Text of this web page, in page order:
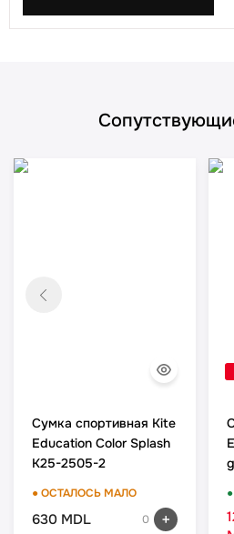
Сумка спортивная Kite
Education Color Splash
K25-2505-2
● ОСТАЛОСЬ МАЛО
630 MDL 0